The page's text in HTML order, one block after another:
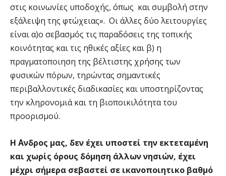
στις κοινωνίες υποδοχής, όπως και συµβολή στην
εξάλειψη της φτώχειας». Οι άλλες δύο λειτουργίες
είναι α)ο σεβασμός τις παραδόσεις της τοπικής
κοινότητας και τις ηθικές αξίες και β) η
πραγματοποιηση της βέλτιστης χρήσης των
φυσικών πόρων, τηρώντας σημαντικές
περιβαλλοντικές διαδικασίες και υποστηρίζοντας
την κληρονοµιά και τη βιοποικιλότητα του
προορισμού.
Η ΄Ανδρος μας, δεν έχει υποστεί την εκτεταμένη
και χωρίς όρους δόμηση άλλων νησιών, έχει
μέχρι σήμερα σεβαστεί σε ικανοποιητικο βαθμό